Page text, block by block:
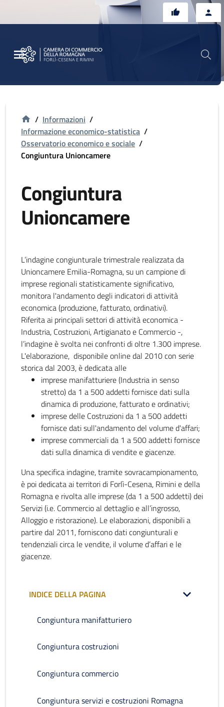
/ Informazioni /
Informazione economico-statistica /
Osservatorio economico e sociale /
Congiuntura Unioncamere
Congiuntura
Unioncamere
L’indagine congiunturale trimestrale realizzata da
Unioncamere Emilia-Romagna, su un campione di
imprese regionali statisticamente significativo,
monitora l'andamento degli indicatori di attività
economica (produzione, fatturato, ordinativi).
Riferita ai principali settori di attività economica -
Industria, Costruzioni, Artigianato e Commercio -,
l’indagine è svolta nei confronti di oltre 1.300 imprese.
L'elaborazione, disponibile online dal 2010 con serie
storica dal 2003, è dedicata alle
imprese manifatturiere (Industria in senso
stretto) da 1 a 500 addetti fornisce dati sulla
dinamica di produzione, fatturato e ordinativi;
imprese delle Costruzioni da 1 a 500 addetti
fornisce dati sull'andamento del volume d'affari;
imprese commerciali da 1 a 500 addetti fornisce
dati sulla dinamica di vendite e giacenze.
Una specifica indagine, tramite sovracampionamento,
è poi dedicata ai territori di Forlì-Cesena, Rimini e della
Romagna e rivolta alle imprese (da 1 a 500 addetti) dei
Servizi (i.e. Commercio al dettaglio e all’ingrosso,
Alloggio e ristorazione). Le elaborazioni, disponibili a
partire dal 2011, forniscono dati congiunturali e
tendenziali circa le vendite, il volume d’affari e le
giacenze.
INDICE DELLA PAGINA
Congiuntura manifatturiero
Congiuntura costruzioni
Congiuntura commercio
Congiuntura servizi e costruzioni Romagna